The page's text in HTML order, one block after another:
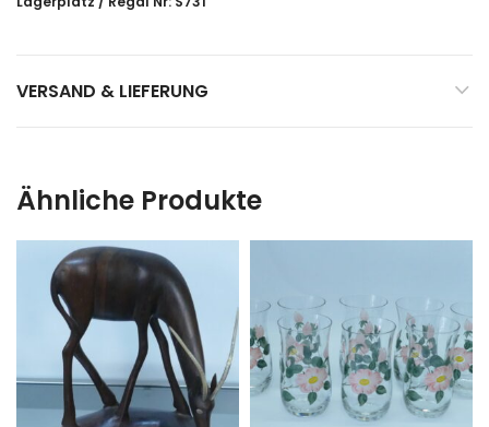
VERSAND & LIEFERUNG
Ähnliche Produkte